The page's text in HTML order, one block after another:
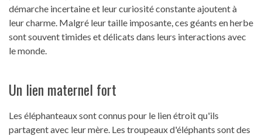
démarche incertaine et leur curiosité constante ajoutent à
leur charme. Malgré leur taille imposante, ces géants en herbe
sont souvent timides et délicats dans leurs interactions avec
le monde.
Un lien maternel fort
Les éléphanteaux sont connus pour le lien étroit qu'ils
partagent avec leur mère. Les troupeaux d'éléphants sont des